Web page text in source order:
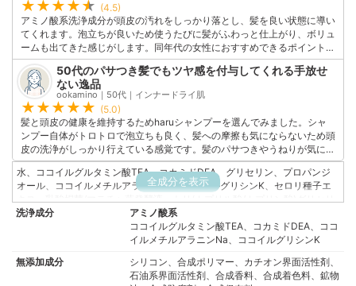
(4.5)
アミノ酸系洗浄成分が頭皮の汚れをしっかり落とし、髪を良い状態に導い
てくれます。泡立ちが良いため使うたびに髪がふわっと仕上がり、ボリュ
ームも出てきた感じがします。同年代の女性におすすめできるポイント
は、このシャンプーが頭皮ケアから髪のダメージケアまでを総合的に行っ
てくれることです。泡立ちも良く、使いやすいため、忙しい主婦の方々に
もぴったりだと思います。
このユーザーの他の口コミを見る
50代のパサつき髪でもツヤ感を付与してくれる手放せ
ない逸品
ookamino｜50代｜インナードライ肌
(5.0)
髪と頭皮の健康を維持するためharuシャンプーを選んでみました。シャ
ンプー自体がトロトロで泡立ちも良く、髪への摩擦も気にならないため頭
皮の洗浄がしっかり行えている感覚です。髪のパサつきやうねりが気にな
っていましたが、柔らかくふんわりとしたツヤ髪に整えてくれました。お
肌と同様に髪にもエイジングケアに適した商品を使用することの重要性を
感じさせてくれたシャンプーです。
このユーザーの他の口コミを見る
全成分を表示
水、ココイルグルタミン酸TEA、コカミドDEA、グリセリン、プロパンジ
オール、ココイルメチルアラニンNa、ココイルグリシンK、セロリ種子エ
ル、(カプロイル/ラウロイル)ラクチレートNa、クエン酸トリエチル、サピ
ンヅトリホリアツス果実エキス、トコフェロール、ホップエキス、オオム
ギ発酵エキス、豆乳発酵液、ワカメエキス、アカモクエキス、スイカズラ
カボス果汁、アサイヤシ果実エキス、グアバ果実エキス、コーヒー種子エ
キス、ビワ葉エキス、アセチルテトラペプチド-3、アカツメクサ花エキ
洗浄成分
アミノ酸系
ココイルグルタミン酸TEA、コカミドDEA、ココ
イルメチルアラニンNa、ココイルグリシンK
無添加成分
シリコン、合成ポリマー、カチオン界面活性剤、
石油系界面活性剤、合成香料、合成着色料、鉱物